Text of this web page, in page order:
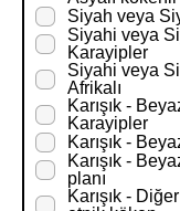
Siyah veya
Siyahi veya
Karayipler
Siyahi veya
Afrikalı
Karışık -
Karayipler
Karışık -
Karışık -
planı
Karışık -